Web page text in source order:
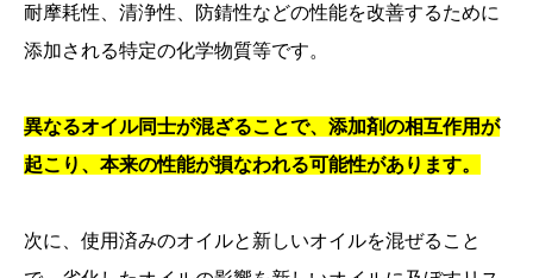
耐摩耗性、清浄性、防錆性などの性能を改善するために
添加される特定の化学物質等です。
異なるオイル同士が混ざることで、添加剤の相互作用が
起こり、本来の性能が損なわれる可能性があります。
次に、使用済みのオイルと新しいオイルを混ぜること